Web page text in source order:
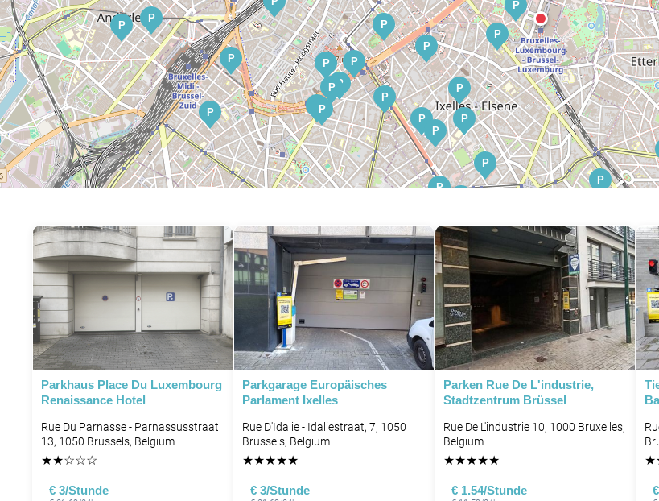
P
P
P
P
P
P
P
P
P
P
P
P
P
P
P
P
P
P
P
P
P
P
P
P
P
Parkhaus Place Du Luxembourg
Renaissance Hotel
Rue Du Parnasse - Parnassusstraat
13, 1050 Brussels, Belgium
★★☆☆☆
€ 3/Stunde
Parkgarage Europäisches
Parlament Ixelles
Rue D'Idalie - Idaliestraat, 7, 1050
Brussels, Belgium
★★★★★
€ 3/Stunde
Parken Rue De L'industrie,
Stadtzentrum Brüssel
Rue De L'industrie 10, 1000 Bruxelles,
Belgium
★★★★★
€ 1.54/Stunde
★